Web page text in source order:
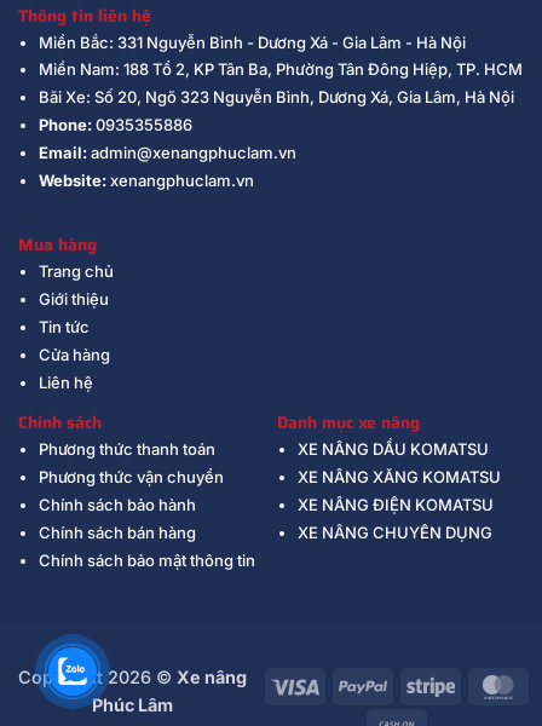
Thông tin liên hệ
Miền Bắc: 331 Nguyễn Bình - Dương Xá - Gia Lâm - Hà Nội
Miền Nam: 188 Tổ 2, KP Tân Ba, Phường Tân Đông Hiệp, TP. HCM
Bãi Xe: Số 20, Ngõ 323 Nguyễn Bình, Dương Xá, Gia Lâm, Hà Nội
Phone:0935355886
Email:admin@xenangphuclam.vn
Website:xenangphuclam.vn
Mua hàng
Trang chủ
Giới thiệu
Tin tức
Cửa hàng
Liên hệ
Chính sách
Phương thức thanh toán
Phương thức vận chuyển
Chính sách bảo hành
Chính sách bán hàng
Chính sách bảo mật thông tin
Danh mục xe nâng
XE NÂNG DẦU KOMATSU
XE NÂNG XĂNG KOMATSU
XE NÂNG ĐIỆN KOMATSU
XE NÂNG CHUYÊN DỤNG
Visa PayPal Stripe
Copyright 2026 © Xe nâng
Phúc Lâm